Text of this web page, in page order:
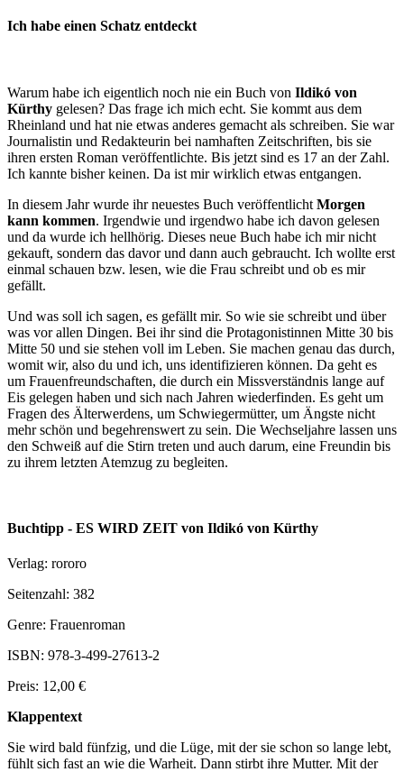
Ich habe einen Schatz entdeckt
Warum habe ich eigentlich noch nie ein Buch von Ildikó von
Kürthy gelesen? Das frage ich mich echt. Sie kommt aus dem
Rheinland und hat nie etwas anderes gemacht als schreiben. Sie war
Journalistin und Redakteurin bei namhaften Zeitschriften, bis sie
ihren ersten Roman veröffentlichte. Bis jetzt sind es 17 an der Zahl.
Ich kannte bisher keinen. Da ist mir wirklich etwas entgangen.
In diesem Jahr wurde ihr neuestes Buch veröffentlicht Morgen
kann kommen. Irgendwie und irgendwo habe ich davon gelesen
und da wurde ich hellhörig. Dieses neue Buch habe ich mir nicht
gekauft, sondern das davor und dann auch gebraucht. Ich wollte erst
einmal schauen bzw. lesen, wie die Frau schreibt und ob es mir
gefällt.
Und was soll ich sagen, es gefällt mir. So wie sie schreibt und über
was vor allen Dingen. Bei ihr sind die Protagonistinnen Mitte 30 bis
Mitte 50 und sie stehen voll im Leben. Sie machen genau das durch,
womit wir, also du und ich, uns identifizieren können. Da geht es
um Frauenfreundschaften, die durch ein Missverständnis lange auf
Eis gelegen haben und sich nach Jahren wiederfinden. Es geht um
Fragen des Älterwerdens, um Schwiegermütter, um Ängste nicht
mehr schön und begehrenswert zu sein. Die Wechseljahre lassen uns
den Schweiß auf die Stirn treten und auch darum, eine Freundin bis
zu ihrem letzten Atemzug zu begleiten.
Buchtipp - ES WIRD ZEIT von Ildikó von Kürthy
Verlag: rororo
Seitenzahl: 382
Genre: Frauenroman
ISBN: 978-3-499-27613-2
Preis: 12,00 €
Klappentext
Sie wird bald fünfzig, und die Lüge, mit der sie schon so lange lebt,
fühlt sich fast an wie die Warheit. Dann stirbt ihre Mutter. Mit der